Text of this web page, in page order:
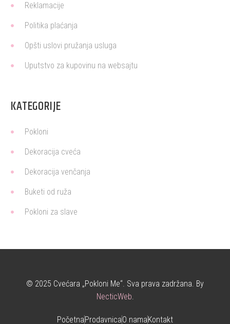
Reklamacije
Politika plaćanja
Opšti uslovi pružanja usluga
Uputstvo za kupovinu na websajtu
KATEGORIJE
Pokloni
Dekoracija cveća
Dekoracija venčanja
Buketi od ruža
Pokloni za slave
© 2025 Cvećara „Pokloni Me“. Sva prava zadržana. By
NecticWeb.
PočetnaProdavnicaO namaKontakt